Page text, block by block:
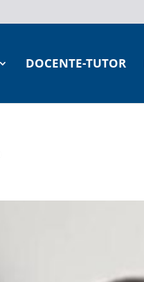
DOCENTE-TUTOR